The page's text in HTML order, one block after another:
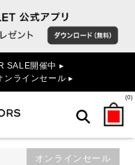
SALE開催中 ▸
ンラインセール ▸
(0)
検索
オンラインセール